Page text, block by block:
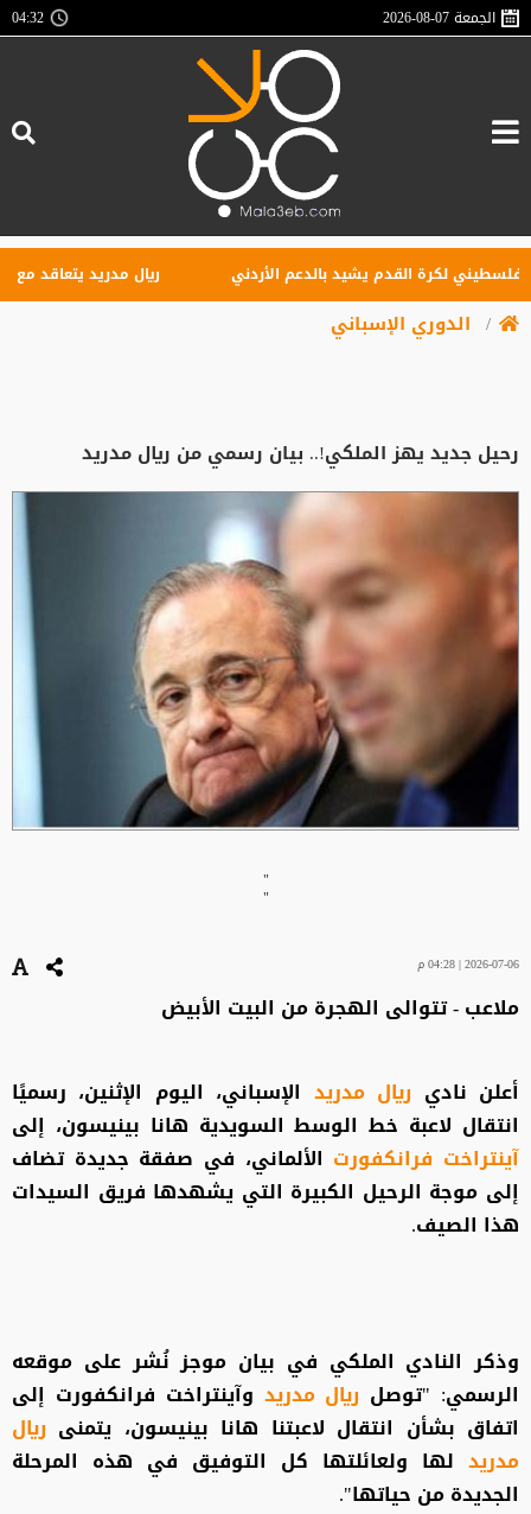
الجمعة2026-08-07
04:32
لكرة القدم يشيد بالدعم الأردني ريال مدريد يتعاقد مع
الدوري الإسباني
رحيل جديد يهز الملكي!.. بيان رسمي من ريال مدريد
"
"
2026-07-06 | 04:28 م
ملاعب - تتوالى الهجرة من البيت الأبيض
أعلن نادي ريال مدريد الإسباني، اليوم الإثنين، رسميًا
انتقال لاعبة خط الوسط السويدية هانا بينيسون، إلى
آينتراخت فرانكفورت الألماني، في صفقة جديدة تضاف
إلى موجة الرحيل الكبيرة التي يشهدها فريق السيدات
هذا الصيف.
وذكر النادي الملكي في بيان موجز نُشر على موقعه
الرسمي: "توصل ريال مدريد وآينتراخت فرانكفورت إلى
اتفاق بشأن انتقال لاعبتنا هانا بينيسون، يتمنى ريال
مدريد لها ولعائلتها كل التوفيق في هذه المرحلة
الجديدة من حياتها".